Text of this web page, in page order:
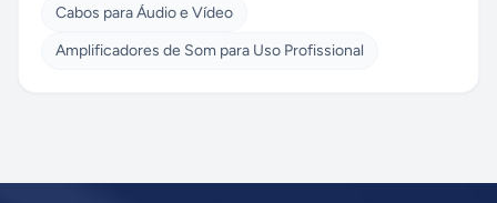
Cabos para Áudio e Vídeo
Amplificadores de Som para Uso Profissional